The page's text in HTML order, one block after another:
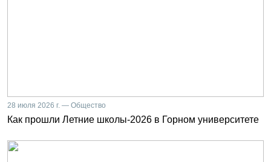
28 июля 2026 г. — Общество
Как прошли Летние школы-2026 в Горном университете